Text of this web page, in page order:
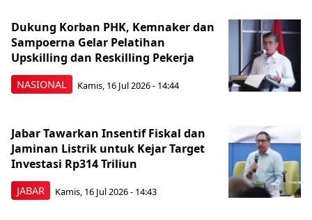
NASIONAL
Dukung Korban PHK, Kemnaker dan
Sampoerna Gelar Pelatihan
Upskilling dan Reskilling Pekerja
Kamis, 16 Jul 2026 - 14:44
JABAR
Jabar Tawarkan Insentif Fiskal dan
Jaminan Listrik untuk Kejar Target
Investasi Rp314 Triliun
Kamis, 16 Jul 2026 - 14:43